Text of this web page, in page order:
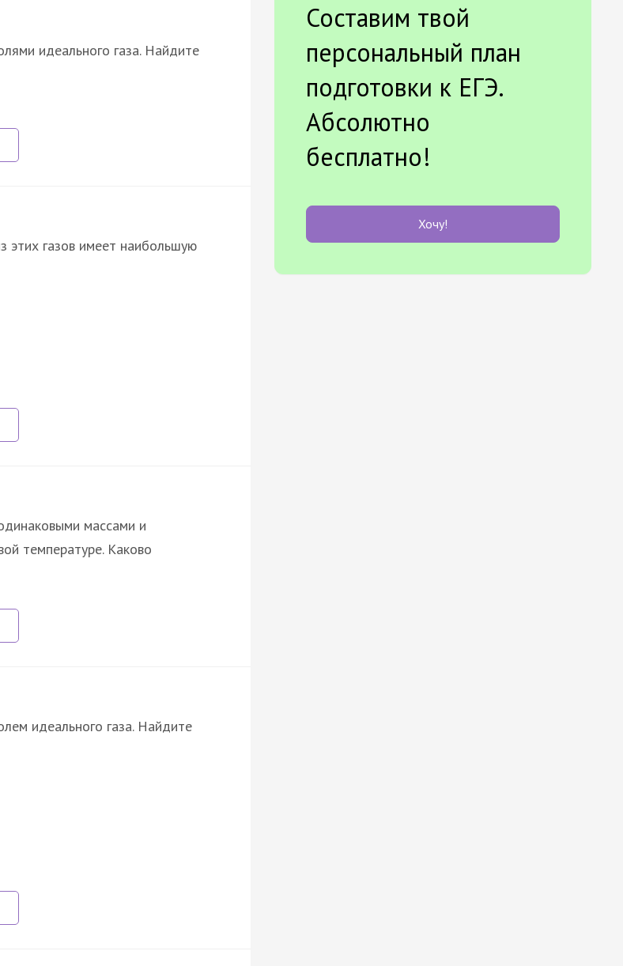
идеального газа. Найдите
этих газов имеет наибольшую
массами и
температуре. Каково
идеального газа. Найдите
Составим твой
персональный план
подготовки к ЕГЭ.
Абсолютно
бесплатно!
Хочу!